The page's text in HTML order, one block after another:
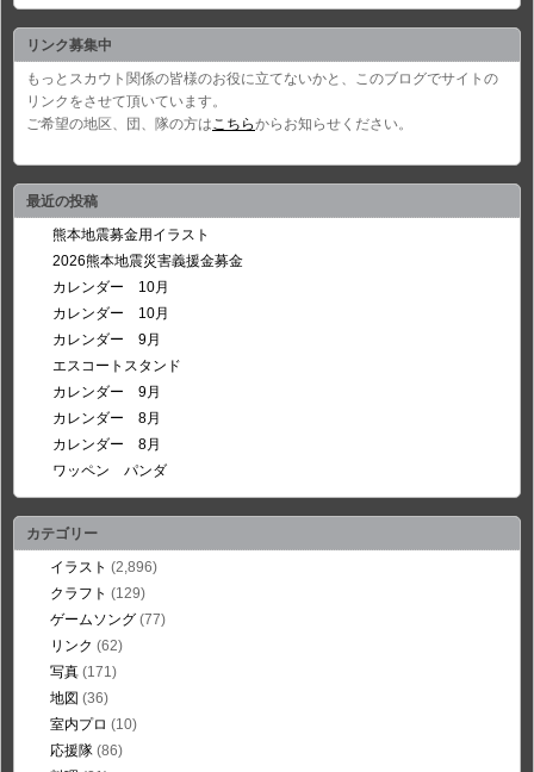
リンク募集中
もっとスカウト関係の皆様のお役に立てないかと、このブログでサイトの
リンクをさせて頂いています。
ご希望の地区、団、隊の方はこちらからお知らせください。
最近の投稿
熊本地震募金用イラスト
2026熊本地震災害義援金募金
カレンダー 10月
カレンダー 10月
カレンダー 9月
エスコートスタンド
カレンダー 9月
カレンダー 8月
カレンダー 8月
ワッペン パンダ
カテゴリー
イラスト (2,896)
クラフト (129)
ゲームソング (77)
リンク (62)
写真 (171)
地図 (36)
室内プロ (10)
応援隊 (86)